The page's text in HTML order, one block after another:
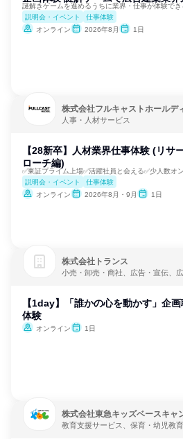
説明会・イベント
仕事体験
オンライン
2026年8月 1日
株式会社フルキャストホールデ
人事・人材サービス
【28新卒】人材業界仕事体験 (リサ
ローチ編)
✅東証プライム上場✅活躍社員と会える✅少人数オ
説明会・イベント
仕事体験
オンライン
2026年8月・9月 1日
株式会社トランス
小売・卸売・商社、広告・宣伝、
【1day】「誰かの心を動かす」企
体験
オンライン 1日
株式会社東急キッズベースキャ
教育支援サービス、保育・幼児教育